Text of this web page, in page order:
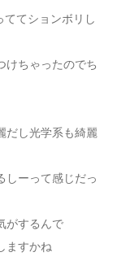
てションボリし
けちゃったのでち
だし光学系も綺麗
しーって感じだっ
がするんで
ますかね